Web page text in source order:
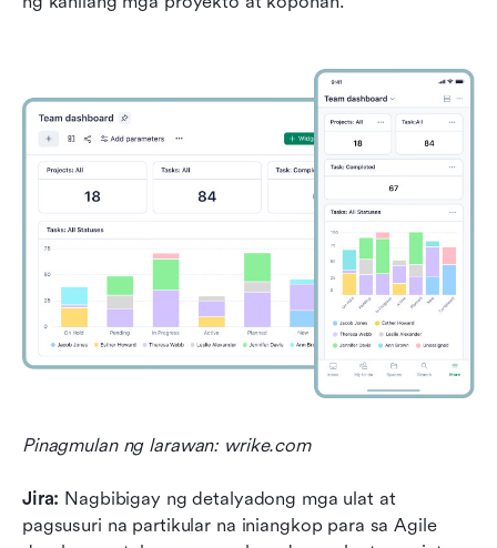
Pinagmulan ng larawan: wrike.com
Jira: Nagbibigay ng detalyadong mga ulat at
pagsusuri na partikular na iniangkop para sa Agile